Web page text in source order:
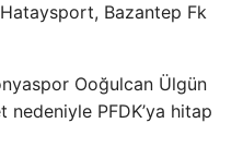
Bazantep Fk
Ooğulcan Ülgün
nedeniyle PFDK’ya hitap